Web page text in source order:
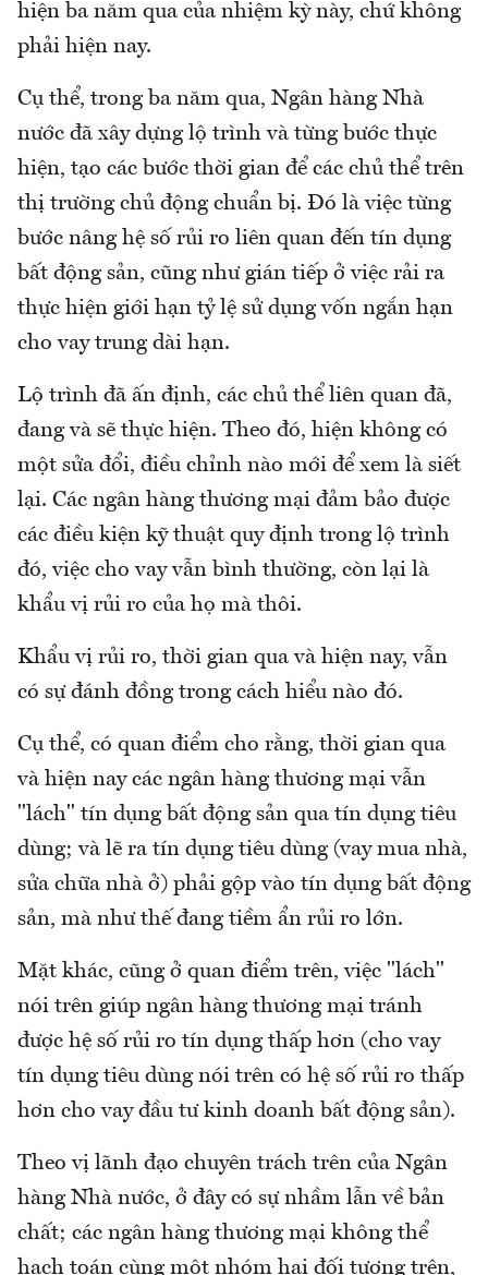
hiện ba năm qua của nhiệm kỳ này, chứ không
phải hiện nay.
Cụ thể, trong ba năm qua, Ngân hàng Nhà
nước đã xây dựng lộ trình và từng bước thực
hiện, tạo các bước thời gian để các chủ thể trên
thị trường chủ động chuẩn bị. Đó là việc từng
bước nâng hệ số rủi ro liên quan đến tín dụng
bất động sản, cũng như gián tiếp ở việc rải ra
thực hiện giới hạn tỷ lệ sử dụng vốn ngắn hạn
cho vay trung dài hạn.
Lộ trình đã ấn định, các chủ thể liên quan đã,
đang và sẽ thực hiện. Theo đó, hiện không có
một sửa đổi, điều chỉnh nào mới để xem là siết
lại. Các ngân hàng thương mại đảm bảo được
các điều kiện kỹ thuật quy định trong lộ trình
đó, việc cho vay vẫn bình thường, còn lại là
khẩu vị rủi ro của họ mà thôi.
Khẩu vị rủi ro, thời gian qua và hiện nay, vẫn
có sự đánh đồng trong cách hiểu nào đó.
Cụ thể, có quan điểm cho rằng, thời gian qua
và hiện nay các ngân hàng thương mại vẫn
"lách" tín dụng bất động sản qua tín dụng tiêu
dùng; và lẽ ra tín dụng tiêu dùng (vay mua nhà,
sửa chữa nhà ở) phải gộp vào tín dụng bất động
sản, mà như thế đang tiềm ẩn rủi ro lớn.
Mặt khác, cũng ở quan điểm trên, việc "lách"
nói trên giúp ngân hàng thương mại tránh
được hệ số rủi ro tín dụng thấp hơn (cho vay
tín dụng tiêu dùng nói trên có hệ số rủi ro thấp
hơn cho vay đầu tư kinh doanh bất động sản).
Theo vị lãnh đạo chuyên trách trên của Ngân
hàng Nhà nước, ở đây có sự nhầm lẫn về bản
chất; các ngân hàng thương mại không thể
hạch toán cùng một nhóm hai đối tượng trên,